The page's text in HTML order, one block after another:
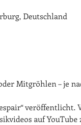
Deutschland
Mitgröhlen – je
auf YouTube